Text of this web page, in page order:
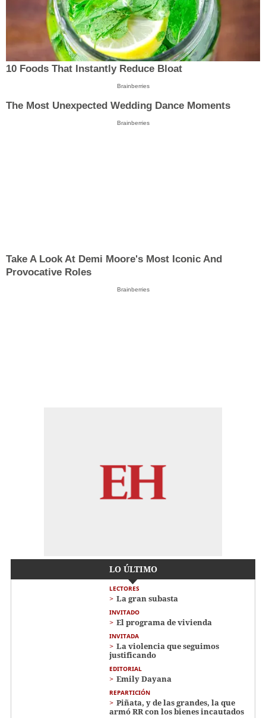
10 Foods That Instantly Reduce Bloat
Brainberries
The Most Unexpected Wedding Dance Moments
Brainberries
Take A Look At Demi Moore's Most Iconic And
Provocative Roles
Brainberries
LO ÚLTIMO
LECTORES
La gran subasta
INVITADO
El programa de vivienda
INVITADA
La violencia que seguimos
justificando
EDITORIAL
Emily Dayana
REPARTICIÓN
Piñata, y de las grandes, la que
armó RR con los bienes incautados